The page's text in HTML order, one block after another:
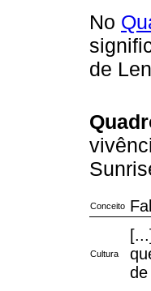
No
de
Conceito
Cultura